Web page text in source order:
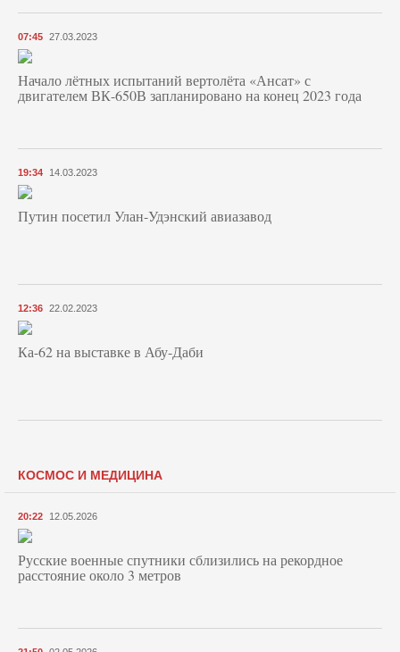
07:45 27.03.2023
Начало лётных испытаний вертолёта «Ансат» с
двигателем ВК-650В запланировано на конец 2023 года
19:34 14.03.2023
Путин посетил Улан-Удэнский авиазавод
12:36 22.02.2023
Ка-62 на выставке в Абу-Даби
КОСМОС И МЕДИЦИНА
20:22 12.05.2026
Русские военные спутники сблизились на рекордное
расстояние около 3 метров